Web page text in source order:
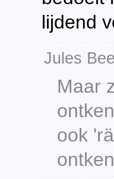
lijdend
Jules
Maar
ook